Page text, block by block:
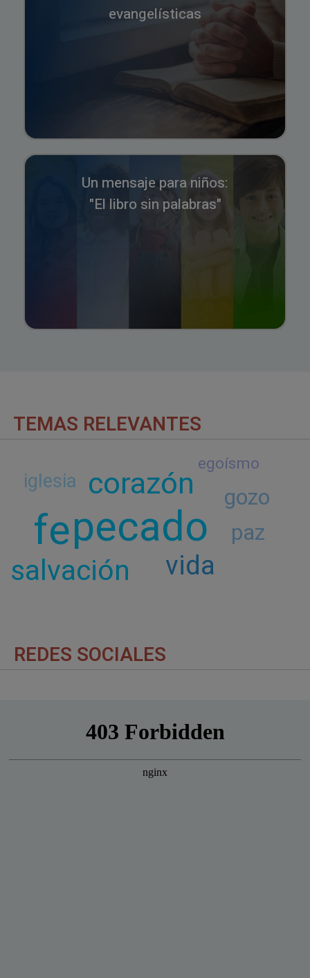
evangelísticas
Un mensaje para niños:
"El libro sin palabras"
TEMAS RELEVANTES
pecado
fe
corazón
salvación vida
paz
gozo
iglesia
egoísmo
REDES SOCIALES